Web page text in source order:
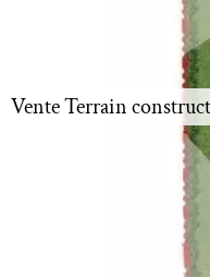
Vente Terrain